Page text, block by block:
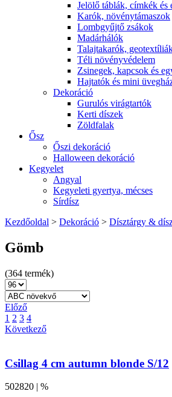
Jelölő táblák, címkék és
Karók, növénytámaszok
Lombgyűjtő zsákok
Madárhálók
Talajtakarók,
Téli növényvédelem
Zsinegek, kapcsok és
Hajtatók és mini
Dekoráció
Gurulós virágtartók
Kerti díszek
Zöldfalak
Ősz
Őszi dekoráció
Halloween dekoráció
Kegyelet
Angyal
Kegyeleti gyertya, mécses
Sírdísz
Kezdőoldal > Dekoráció > Dísztárgy &
Gömb
(364 termék)
Előző
1 2 3 4
Következő
Csillag 4 cm autumn blonde S/12
502820 | %